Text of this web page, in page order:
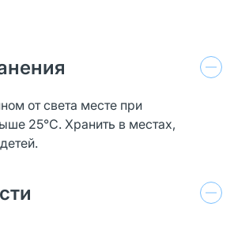
от света месте при
25°С. Хранить в местах,